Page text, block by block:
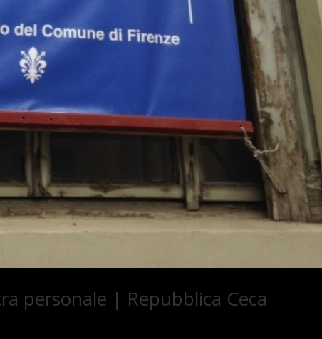
personale | Repubblica Ceca